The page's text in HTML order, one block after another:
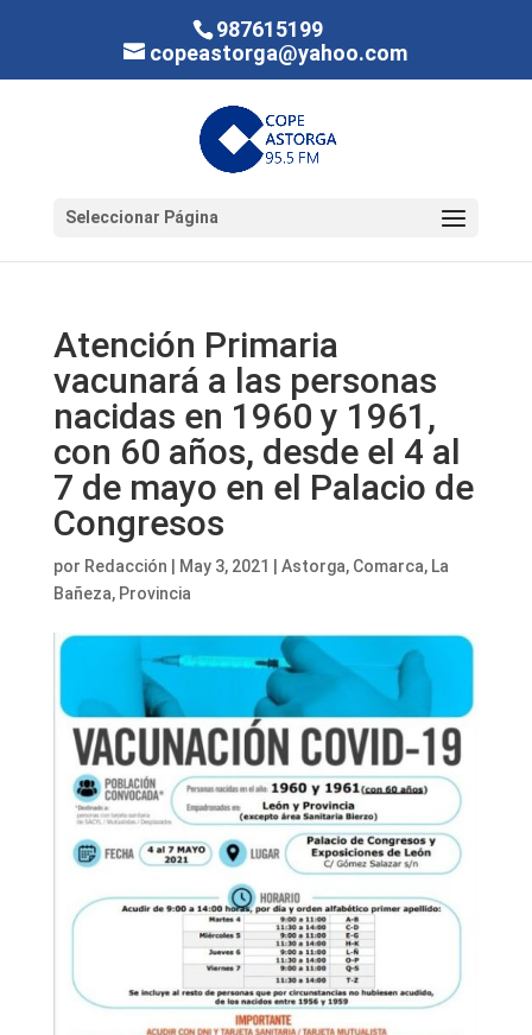
987615199
copeastorga@yahoo.com
Seleccionar Página
Atención Primaria
vacunará a las personas
nacidas en 1960 y 1961,
con 60 años, desde el 4 al
7 de mayo en el Palacio de
Congresos
por Redacción May 3, 2021 Astorga, Comarca, La
Bañeza, Provincia